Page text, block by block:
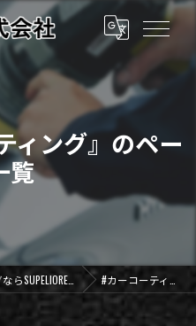
ィング』のペー
覧
#カーコーティング